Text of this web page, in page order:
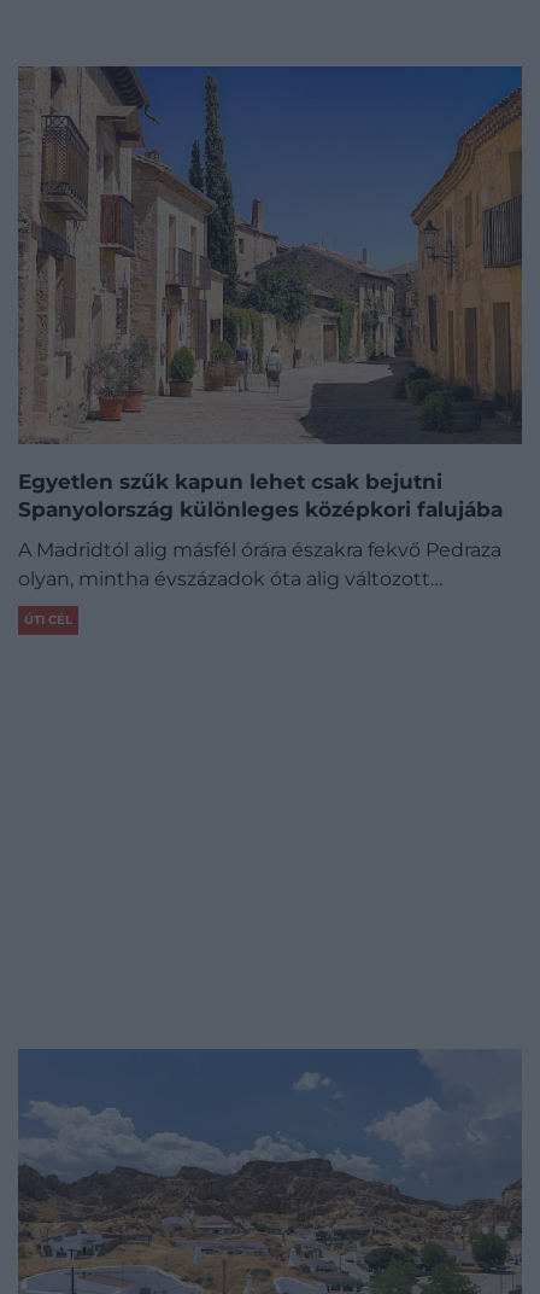
Egyetlen szűk kapun lehet csak bejutni
Spanyolország különleges középkori falujába
A Madridtól alig másfél órára északra fekvő Pedraza
olyan, mintha évszázadok óta alig változott…
ÚTI CÉL